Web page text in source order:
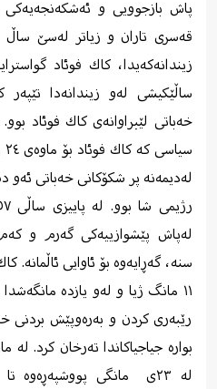
پاش بازجوویی و ئه‌شكه‌نجەیەکی
قه‌سری تاران و زیاتر له‌سێ ساڵ
زیندانه‌كه‌یدا، كاك فوئاد
ساڵێكیشی له‌و زیندانه‌دا
خه‌باتی لێبراوانه‌ی كاك فوئاد
له‌دیمه‌نه پر شكۆكانی خه‌باتی ئه‌و
له‌پاش پێشوازییه‌كی گه‌رم و
سنه‌، گه‌ڕایه‌وه‌ بۆ ئاوایی ئاڵمانه‌.
١١ مانگ ژیا و له‌و یازده‌
رێبه‌ری كردن و به‌ره‌وپێش بردنی
بواره‌ جیاجیاكاندا ته‌رخان كرد.
له ‌٢٣ی